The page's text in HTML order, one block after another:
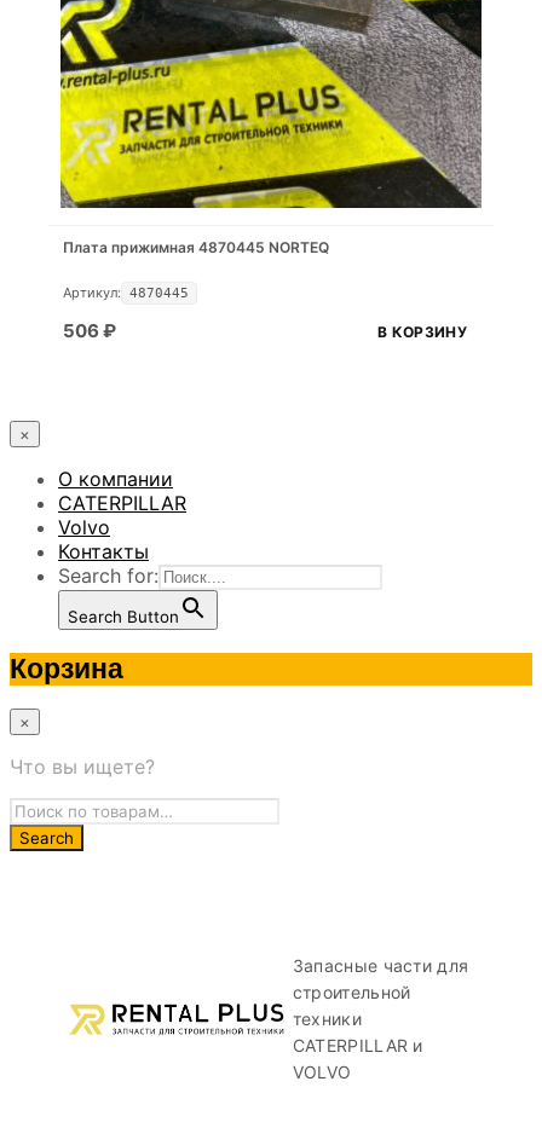
Плата прижимная 4870445 NORTEQ
Артикул: 4870445
506 ₽ В КОРЗИНУ
×
О компании
CATERPILLAR
Volvo
Контакты
Search for:
Search Button
Корзина
×
Что вы ищете?
Запасные части для
строительной
техники
CATERPILLAR и
VOLVO